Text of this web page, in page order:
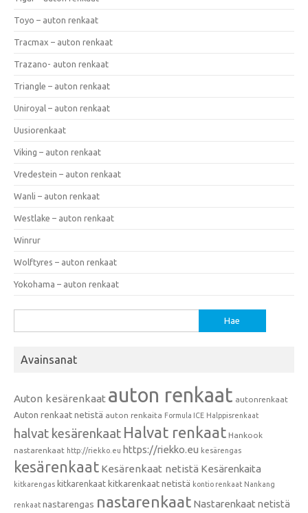
Toyo – auton renkaat
Tracmax – auton renkaat
Trazano- auton renkaat
Triangle – auton renkaat
Uniroyal – auton renkaat
Uusiorenkaat
Viking – auton renkaat
Vredestein – auton renkaat
Wanli – auton renkaat
Westlake – auton renkaat
Winrur
Wolftyres – auton renkaat
Yokohama – auton renkaat
Avainsanat
Auton kesärenkaat auton renkaat autonrenkaat
Auton renkaat netistä auton renkaita Formula ICE Halppisrenkaat
halvat kesärenkaat Halvat renkaat Hankook
nastarenkaat http://riekko.eu https://riekko.eu kesärengas
kesärenkaat Kesärenkaat netistä Kesärenkaita
kitkarengas kitkarenkaat kitkarenkaat netistä kontio renkaat Nankang
renkaat nastarengas nastarenkaat Nastarenkaat netistä